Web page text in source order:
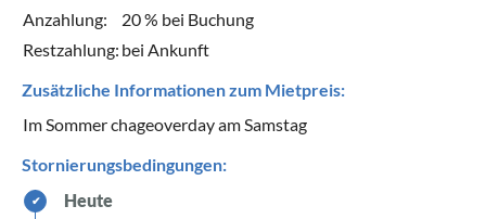
Anzahlung:
20 % bei Buchung
Restzahlung: bei Ankunft
Zusätzliche Informationen zum Mietpreis:
Im Sommer chageoverday am Samstag
Stornierungsbedingungen:
✔ Heute